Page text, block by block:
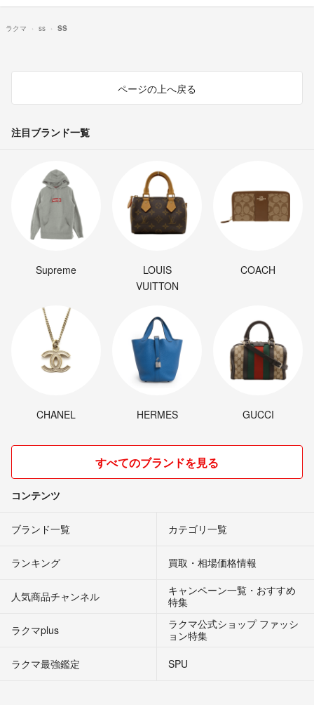
ラクマ ss SS
ページの上へ戻る
注目ブランド一覧
Supreme
LOUIS
VUITTON
COACH
CHANEL HERMES GUCCI
すべてのブランドを見る
コンテンツ
ブランド一覧 カテゴリ一覧
ランキング 買取・相場価格情報
人気商品チャンネル
キャンペーン一覧・おすすめ
特集
ラクマplus
ラクマ公式ショップ ファッシ
ョン特集
ラクマ最強鑑定
SPU